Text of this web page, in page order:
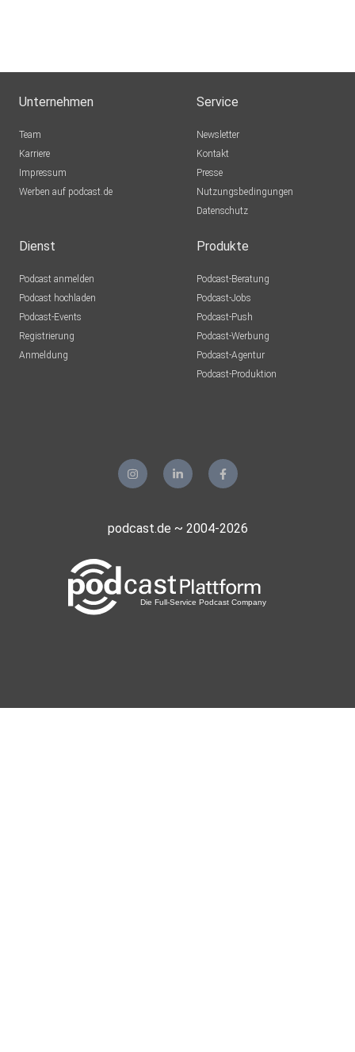
Unternehmen
Team
Karriere
Impressum
Werben auf podcast.de
Service
Newsletter
Kontakt
Presse
Nutzungsbedingungen
Datenschutz
Dienst
Podcast anmelden
Podcast hochladen
Podcast-Events
Registrierung
Anmeldung
Produkte
Podcast-Beratung
Podcast-Jobs
Podcast-Push
Podcast-Werbung
Podcast-Agentur
Podcast-Produktion
podcast.de ~ 2004-2026